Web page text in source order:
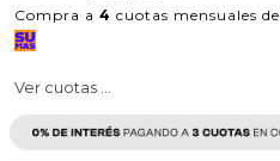
Compra a 4 cuotas mensuales de
Ver cuotas ...